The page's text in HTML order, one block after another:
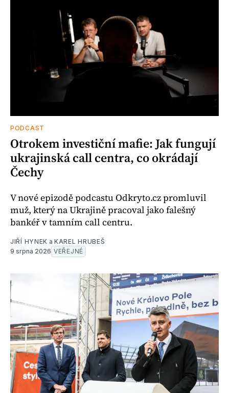
PODCAST
Otrokem investiční mafie: Jak fungují
ukrajinská call centra, co okrádají
Čechy
V nové epizodě podcastu Odkryto.cz promluvil
muž, který na Ukrajině pracoval jako falešný
bankéř v tamním call centru.
JIŘÍ HYNEK a KAREL HRUBEŠ
9 srpna 2026 VEŘEJNÉ